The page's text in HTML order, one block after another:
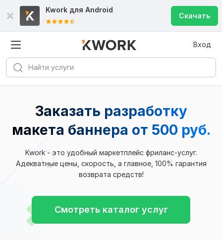
Kwork для Android
Скачать
Вход
Заказать разработку
макета баннера от 500 руб.
Kwork - это удобный маркетплейс фриланс-услуг.
Адекватные цены, скорость, а главное, 100% гарантия
возврата средств!
Смотреть каталог услуг